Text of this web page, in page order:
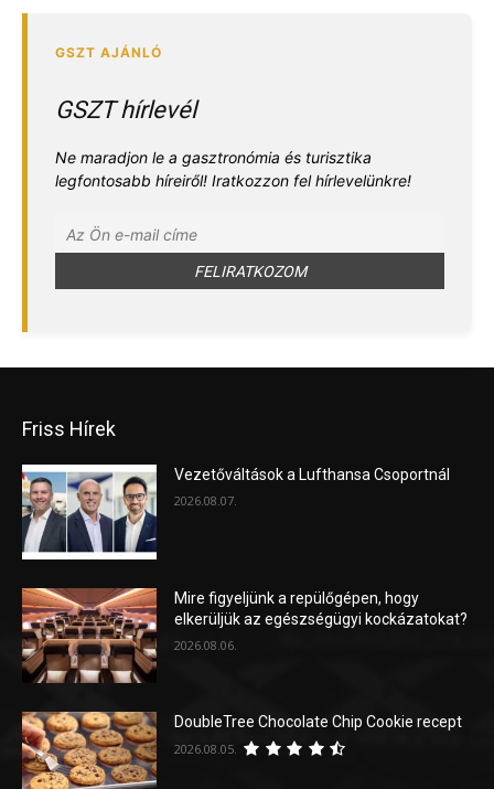
GSZT hírlevél
Ne maradjon le a gasztronómia és turisztika
legfontosabb híreiről! Iratkozzon fel hírlevelünkre!
Friss Hírek
Vezetőváltások a Lufthansa Csoportnál
2026.08.07.
Mire figyeljünk a repülőgépen, hogy
elkerüljük az egészségügyi kockázatokat?
2026.08.06.
DoubleTree Chocolate Chip Cookie recept
2026.08.05.